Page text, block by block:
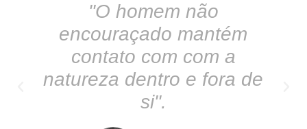
Conheça o
IABSP
Saiba mais
"O homem não
encouraçado mantém
contato com com a
natureza dentro e fora de
si".